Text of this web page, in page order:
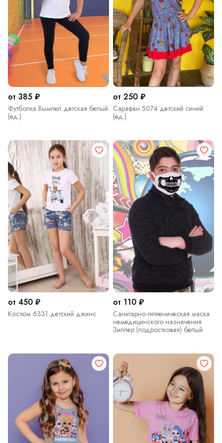
от 385 ₽
Футболка Вымпел детская белый
(ед.)
от 250 ₽
Сарафан 5074 детский синий
(ед.)
от 450 ₽
Костюм 6331 детский джинс
от 110 ₽
Санитарно-гигиеническая маска
немедицинского назначения
Зиппер (подростковая) белый